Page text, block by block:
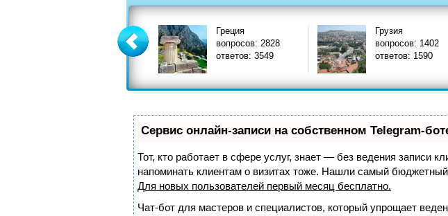
Греция
вопросов: 2828
ответов: 3549
Грузия
вопросов: 1402
ответов: 1590
Решенные вопросы!
Сервис онлайн-записи на собственном Telegram-
Тот, кто работает в сфере услуг, знает — без ведения записи
напоминать клиентам о визитах тоже. Нашли самый
Для новых пользователей первый месяц бесплатно.
Чат-бот для мастеров и специалистов, который упрощает